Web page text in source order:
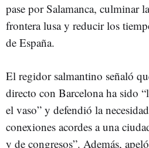
pase por Salamanca, culminar
frontera lusa y reducir los
de España.
El regidor salmantino señaló
directo con Barcelona ha sido
el vaso” y defendió la
conexiones acordes a una
y de congresos”. Además,